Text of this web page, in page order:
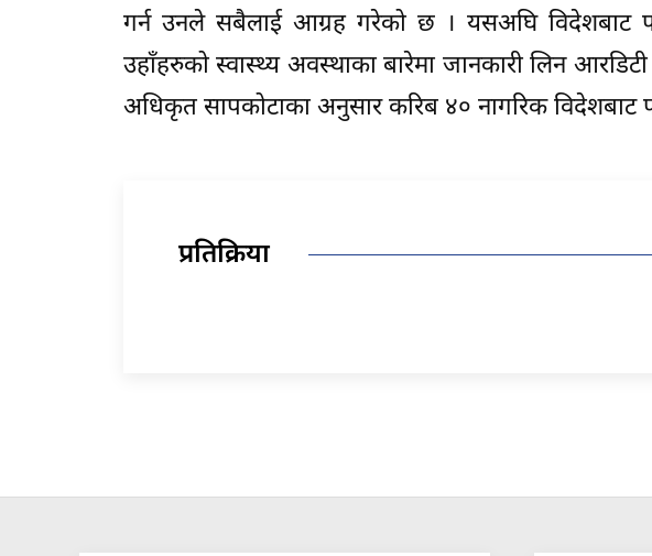
गर्न उनले सबैलाई आग्रह गरेको छ । यसअघि विदेशबाट
उहाँहरुको स्वास्थ्य अवस्थाका बारेमा जानकारी लिन
अधिकृत सापकोटाका अनुसार करिब ४० नागरिक विदेशबाट
प्रतिक्रिया